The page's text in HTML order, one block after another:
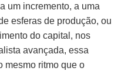
um incremento, a uma
esferas de produção, ou
do capital, nos
avançada, essa
mesmo ritmo que o